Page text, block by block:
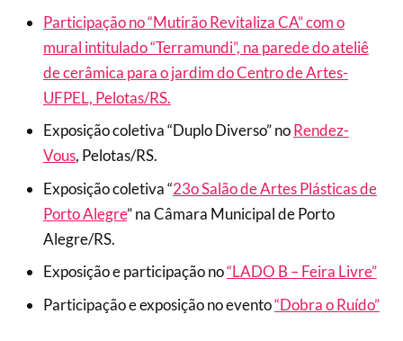
Participação no “Mutirão Revitaliza CA” com o
mural intitulado “Terramundi”, na parede do ateliê
de cerâmica para o jardim do Centro de Artes-
UFPEL, Pelotas/RS.
Exposição coletiva “Duplo Diverso” noRendez-
Vous, Pelotas/RS.
Exposição coletiva “23o Salão de Artes Plásticas de
Porto Alegre” na Câmara Municipal de Porto
Alegre/RS.
Exposição e participação no“LADO B – Feira Livre”
Participação e exposição no evento“Dobra o Ruído”